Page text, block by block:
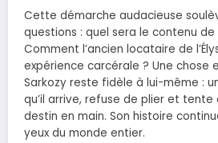
Cette démarche audacieuse
questions : quel sera le contenu
Comment l’ancien locataire de
expérience carcérale ? Une chose
Sarkozy reste fidèle à lui-même :
qu’il arrive, refuse de plier et tente
destin en main. Son histoire
yeux du monde entier.